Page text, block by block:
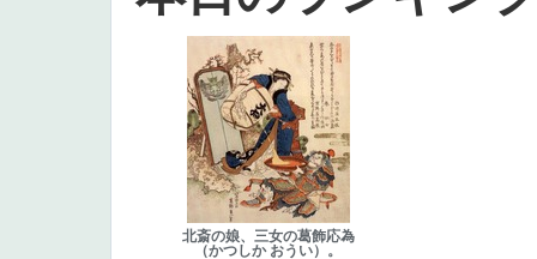
北斎の娘、三女の葛飾応為
（かつしか おうい）。